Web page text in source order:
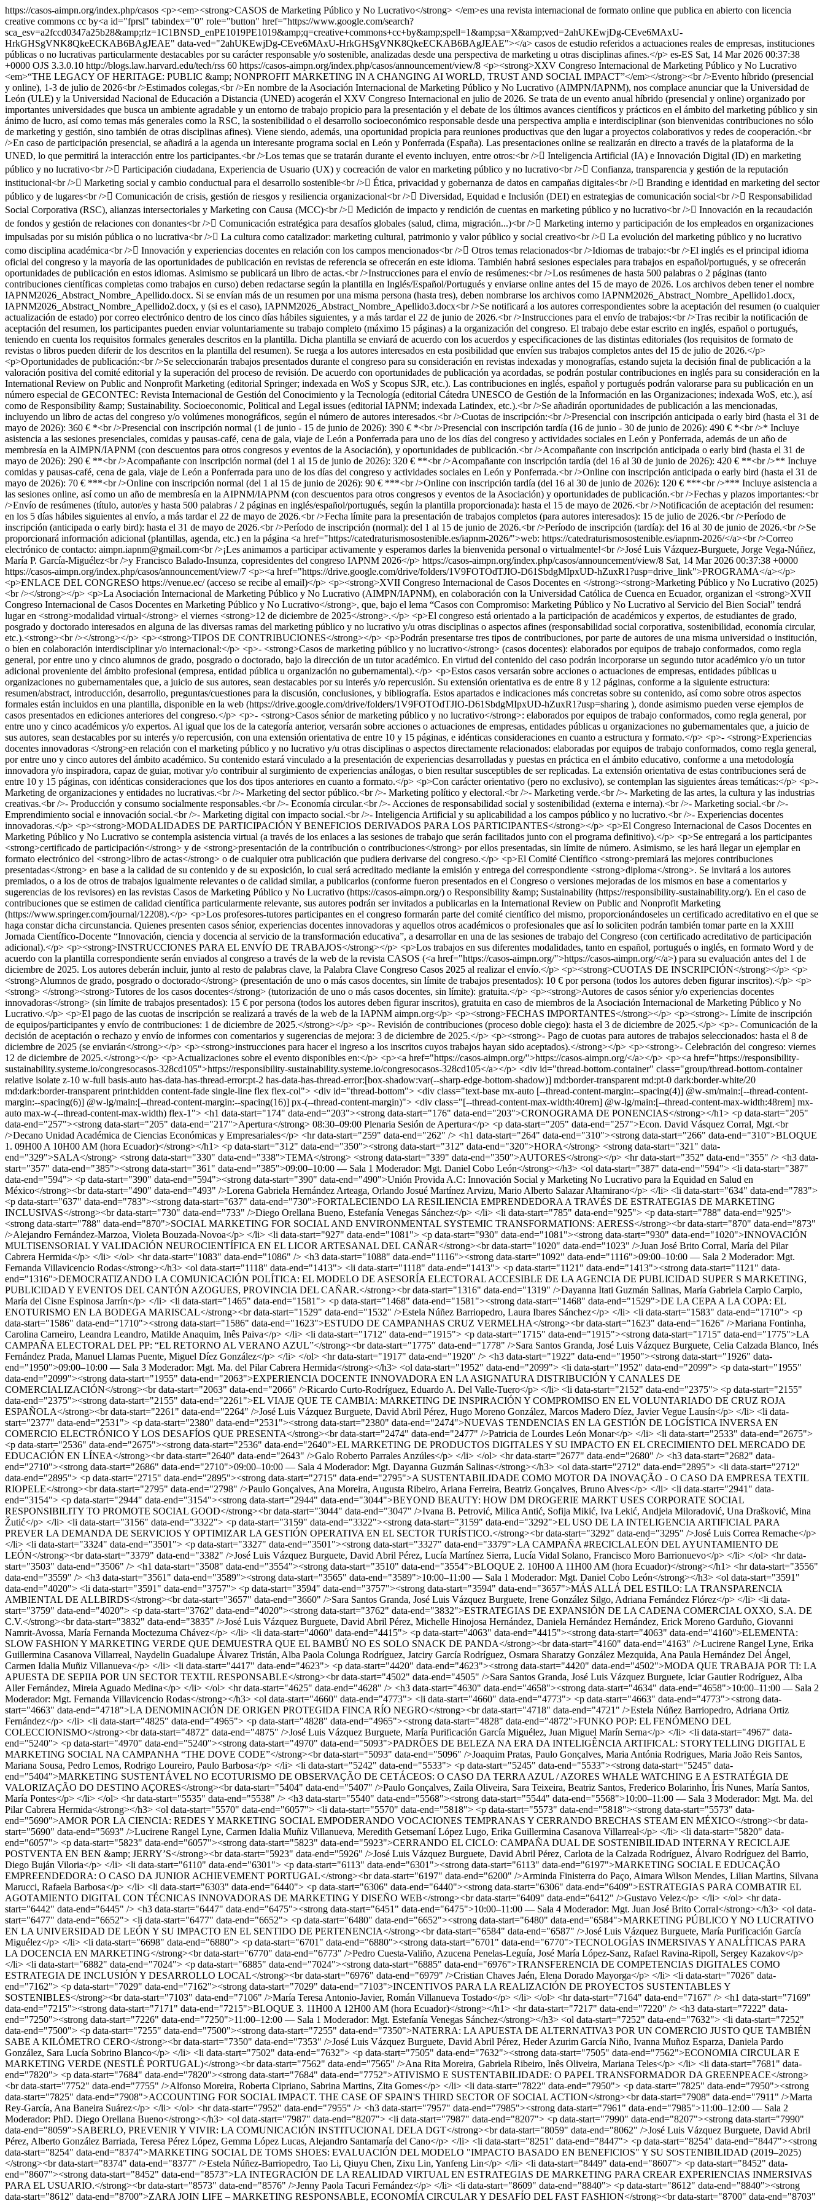
https://casos-aimpn.org/index.php/casos <p><em><strong>CASOS de Marketing Público y No Lucrativo</strong> </em>es una revista internacional de formato online que publica en abierto con licencia
creative commons cc by<a id="fprsl" tabindex="0" role="button" href="https://www.google.com/search?
sca_esv=a2fccd0347a25b28&amp;rlz=1C1BNSD_enPE1019PE1019&amp;q=creative+commons+cc+by&amp;spell=1&amp;sa=X&amp;ved=2ahUKEwjDg-CEve6MAxU-
HrkGHSgVNK8QkeECKAB6BAgJEAE" data-ved="2ahUKEwjDg-CEve6MAxU-HrkGHSgVNK8QkeECKAB6BAgJEAE"></a> casos de estudio referidos a actuaciones reales de empresas, instituciones
públicas o no lucrativas particularmente destacables por su carácter responsable y/o sostenible, analizadas desde una perspectiva de marketing u otras disciplinas afines.</p> es-ES Sat, 14 Mar 2026 00:37:38
+0000 OJS 3.3.0.10 http://blogs.law.harvard.edu/tech/rss 60 https://casos-aimpn.org/index.php/casos/announcement/view/8 <p><strong>XXV Congreso Internacional de Marketing Público y No Lucrativo
<em>“THE LEGACY OF HERITAGE: PUBLIC &amp; NONPROFIT MARKETING IN A CHANGING AI WORLD, TRUST AND SOCIAL IMPACT”</em></strong><br />Evento híbrido (presencial
y online), 1-3 de julio de 2026<br />Estimados colegas,<br />En nombre de la Asociación Internacional de Marketing Público y No Lucrativo (AIMPN/IAPNM), nos complace anunciar que la Universidad de
León (ULE) y la Universidad Nacional de Educación a Distancia (UNED) acogerán el XXV Congreso Internacional en julio de 2026. Se trata de un evento anual híbrido (presencial y online) organizado por
importantes universidades que busca un ambiente agradable y un entorno de trabajo propicio para la presentación y el debate de los últimos avances científicos y prácticos en el ámbito del marketing público y sin
ánimo de lucro, así como temas más generales como la RSC, la sostenibilidad o el desarrollo socioeconómico responsable desde una perspectiva amplia e interdisciplinar (son bienvenidas contribuciones no sólo
de marketing y gestión, sino también de otras disciplinas afines). Viene siendo, además, una oportunidad propicia para reuniones productivas que den lugar a proyectos colaborativos y redes de cooperación.<br
/>En caso de participación presencial, se añadirá a la agenda un interesante programa social en León y Ponferrada (España). Las presentaciones online se realizarán en directo a través de la plataforma de la
UNED, lo que permitirá la interacción entre los participantes.<br />Los temas que se tratarán durante el evento incluyen, entre otros:<br /> Inteligencia Artificial (IA) e Innovación Digital (ID) en marketing
público y no lucrativo<br /> Participación ciudadana, Experiencia de Usuario (UX) y cocreación de valor en marketing público y no lucrativo<br /> Confianza, transparencia y gestión de la reputación
institucional<br /> Marketing social y cambio conductual para el desarrollo sostenible<br /> Ética, privacidad y gobernanza de datos en campañas digitales<br /> Branding e identidad en marketing del sector
público y de lugares<br /> Comunicación de crisis, gestión de riesgos y resiliencia organizacional<br /> Diversidad, Equidad e Inclusión (DEI) en estrategias de comunicación social<br /> Responsabilidad
Social Corporativa (RSC), alianzas intersectoriales y Marketing con Causa (MCC)<br /> Medición de impacto y rendición de cuentas en marketing público y no lucrativo<br /> Innovación en la recaudación
de fondos y gestión de relaciones con donantes<br /> Comunicación estratégica para desafíos globales (salud, clima, migración...)<br /> Marketing interno y participación de los empleados en organizaciones
impulsadas por su misión pública o no lucrativa<br /> La cultura como catalizador: marketing cultural, patrimonio y valor público y social creativo<br /> La evolución del marketing público y no lucrativo
como disciplina académica<br /> Innovación y experiencias docentes en relación con los campos mencionados<br /> Otros temas relacionados<br />Idiomas de trabajo:<br />El inglés es el principal idioma
oficial del congreso y la mayoría de las oportunidades de publicación en revistas de referencia se ofrecerán en este idioma. También habrá sesiones especiales para trabajos en español/portugués, y se ofrecerán
oportunidades de publicación en estos idiomas. Asimismo se publicará un libro de actas.<br />Instrucciones para el envío de resúmenes:<br />Los resúmenes de hasta 500 palabras o 2 páginas (tanto
contribuciones científicas completas como trabajos en curso) deben redactarse según la plantilla en Inglés/Español/Portugués y enviarse online antes del 15 de mayo de 2026. Los archivos deben tener el nombre
IAPNM2026_Abstract_Nombre_Apellido.docx. Si se envían más de un resumen por una misma persona (hasta tres), deben nombrarse los archivos como IAPNM2026_Abstract_Nombre_Apellido1.docx,
IAPNM2026_Abstract_Nombre_Apellido2.docx, y (si es el caso), IAPNM2026_Abstract_Nombre_Apellido3.docx<br />Se notificará a los autores correspondientes sobre la aceptación del resumen (o cualquier
actualización de estado) por correo electrónico dentro de los cinco días hábiles siguientes, y a más tardar el 22 de junio de 2026.<br />Instrucciones para el envío de trabajos:<br />Tras recibir la notificación de
aceptación del resumen, los participantes pueden enviar voluntariamente su trabajo completo (máximo 15 páginas) a la organización del congreso. El trabajo debe estar escrito en inglés, español o portugués,
teniendo en cuenta los requisitos formales generales descritos en la plantilla. Dicha plantilla se enviará de acuerdo con los acuerdos y especificaciones de las distintas editoriales (los requisitos de formato de
revistas o libros pueden diferir de los descritos en la plantilla del resumen). Se ruega a los autores interesados en esta posibilidad que envíen sus trabajos completos antes del 15 de julio de 2026.</p>
<p>Oportunidades de publicación:<br />Se seleccionarán trabajos presentados durante el congreso para su consideración en revistas indexadas y monografías, estando sujeta la decisión final de publicación a la
valoración positiva del comité editorial y la superación del proceso de revisión. De acuerdo con oportunidades de publicación ya acordadas, se podrán postular contribuciones en inglés para su consideración en la
International Review on Public and Nonprofit Marketing (editorial Springer; indexada en WoS y Scopus SJR, etc.). Las contribuciones en inglés, español y portugués podrán valorarse para su publicación en un
número especial de GECONTEC: Revista Internacional de Gestión del Conocimiento y la Tecnología (editorial Cátedra UNESCO de Gestión de la Información en las Organizaciones; indexada WoS, etc.), así
como de Responsibility &amp; Sustainability. Socioeconomic, Political and Legal issues (editorial IAPNM; indexada Latindex, etc.).<br />Se añadirán oportunidades de publicación a las mencionadas,
incluyendo un libro de actas del congreso y/o volúmenes monográficos, según el número de autores interesados.<br />Cuotas de inscripción:<br />Presencial con inscripción anticipada o early bird (hasta el 31 de
mayo de 2026): 360 € *<br />Presencial con inscripción normal (1 de junio - 15 de junio de 2026): 390 € *<br />Presencial con inscripción tardía (16 de junio - 30 de junio de 2026): 490 € *<br />* Incluye
asistencia a las sesiones presenciales, comidas y pausas-café, cena de gala, viaje de León a Ponferrada para uno de los días del congreso y actividades sociales en León y Ponferrada, además de un año de
membresía en la AIMPN/IAPNM (con descuentos para otros congresos y eventos de la Asociación), y oportunidades de publicación.<br />Acompañante con inscripción anticipada o early bird (hasta el 31 de
mayo de 2026): 290 € **<br />Acompañante con inscripción normal (del 1 al 15 de junio de 2026): 320 € **<br />Acompañante con inscripción tardía (del 16 al 30 de junio de 2026): 420 € **<br />** Incluye
comidas y pausas-café, cena de gala, viaje de León a Ponferrada para uno de los días del congreso y actividades sociales en León y Ponferrada.<br />Online con inscripción anticipada o early bird (hasta el 31 de
mayo de 2026): 70 € ***<br />Online con inscripción normal (del 1 al 15 de junio de 2026): 90 € ***<br />Online con inscripción tardía (del 16 al 30 de junio de 2026): 120 € ***<br />*** Incluye asistencia a
las sesiones online, así como un año de membresía en la AIPNM/IAPNM (con descuentos para otros congresos y eventos de la Asociación) y oportunidades de publicación.<br />Fechas y plazos importantes:<br
/>Envío de resúmenes (título, autor/es y hasta 500 palabras / 2 páginas en inglés/español/portugués, según la plantilla proporcionada): hasta el 15 de mayo de 2026.<br />Notificación de aceptación del resumen:
en los 5 días hábiles siguientes al envío, a más tardar el 22 de mayo de 2026.<br />Fecha límite para la presentación de trabajos completos (para autores interesados): 15 de julio de 2026.<br />Período de
inscripción (anticipada o early bird): hasta el 31 de mayo de 2026.<br />Período de inscripción (normal): del 1 al 15 de junio de 2026.<br />Período de inscripción (tardía): del 16 al 30 de junio de 2026.<br />Se
proporcionará información adicional (plantillas, agenda, etc.) en la página <a href="https://catedraturismosostenible.es/iapnm-2026/">web: https://catedraturismosostenible.es/iapnm-2026/</a><br />Correo
electrónico de contacto: aimpn.iapnm@gmail.com<br />¡Les animamos a participar activamente y esperamos darles la bienvenida personal o virtualmente!<br />José Luis Vázquez-Burguete, Jorge Vega-Núñez,
María P. García-Miguélez<br />y Francisco Balado-Insunza, copresidentes del congreso IAPNM 2026</p> https://casos-aimpn.org/index.php/casos/announcement/view/8 Sat, 14 Mar 2026 00:37:38 +0000
https://casos-aimpn.org/index.php/casos/announcement/view/7 <p><a href="https://drive.google.com/drive/folders/1V9FOTOdTJIO-D61SbdgMIpxUD-hZuxR1?usp=drive_link">PROGRAMA</a></p> <p>ENLACE DEL CONGRESO https://venue.ec/ (acceso se recibe al email)</p> <p><strong>XVII Congreso Internacional de Casos Docentes en </strong><strong>Marketing Público y No Lucrativo (2025)<br /></strong></p> <p>La Asociación Internacional de Marketing Público y No Lucrativo (AIMPN/IAPNM), en colaboración con la Universidad Católica de Cuenca en Ecuador, organizan el <strong>XVII Congreso Internacional de Casos Docentes en Marketing Público y No Lucrativo</strong>, que, bajo el lema “Casos con Compromiso: Marketing Público y No Lucrativo al Servicio del Bien Social” tendrá lugar en <strong>modalidad virtual</strong> el viernes <strong>12 de diciembre de 2025</strong>.</p> <p>El congreso está orientado a la participación de académicos y expertos, de estudiantes de grado, posgrado y doctorado interesados en alguna de las diversas ramas del marketing público y no lucrativo y/u otras disciplinas o aspectos afines (responsabilidad social corporativa, sostenibilidad, economía circular, etc.).<strong><br /></strong></p> <p><strong>TIPOS DE CONTRIBUCIONES</strong></p> <p>Podrán presentarse tres tipos de contribuciones, por parte de autores de una misma universidad o institución, o bien en colaboración interdisciplinar y/o internacional:</p> <p>- <strong>Casos de marketing público y no lucrativo</strong> (casos docentes): elaborados por equipos de trabajo conformados, como regla general, por entre uno y cinco alumnos de grado, posgrado o doctorado, bajo la dirección de un tutor académico. En virtud del contenido del caso podrán incorporarse un segundo tutor académico y/o un tutor adicional proveniente del ámbito profesional (empresa, entidad pública u organización no gubernamental).</p> <p>Estos casos versarán sobre acciones o actuaciones de empresas, entidades públicas u organizaciones no gubernamentales que, a juicio de sus autores, sean destacables por su interés y/o repercusión. Su extensión orientativa es de entre 8 y 12 páginas, conforme a la siguiente estructura: resumen/abstract, introducción, desarrollo, preguntas/cuestiones para la discusión, conclusiones, y bibliografía. Estos apartados e indicaciones más concretas sobre su contenido, así como sobre otros aspectos formales están incluidos en una plantilla, disponible en la web (https://drive.google.com/drive/folders/1V9FOTOdTJIO-D61SbdgMIpxUD-hZuxR1?usp=sharing ), donde asimismo pueden verse ejemplos de casos presentados en ediciones anteriores del congreso.</p> <p>- <strong>Casos sénior de marketing público y no lucrativo</strong>: elaborados por equipos de trabajo conformados, como regla general, por entre uno y cinco académicos y/o expertos. Al igual que los de la categoría anterior, versarán sobre acciones o actuaciones de empresas, entidades públicas u organizaciones no gubernamentales que, a juicio de sus autores, sean destacables por su interés y/o repercusión, con una extensión orientativa de entre 10 y 15 páginas, e idénticas consideraciones en cuanto a estructura y formato.</p> <p>- <strong>Experiencias docentes innovadoras </strong>en relación con el marketing público y no lucrativo y/u otras disciplinas o aspectos directamente relacionados: elaboradas por equipos de trabajo conformados, como regla general, por entre uno y cinco autores del ámbito académico. Su contenido estará vinculado a la presentación de experiencias desarrolladas y puestas en práctica en el ámbito educativo, conforme a una metodología innovadora y/o inspiradora, capaz de guiar, motivar y/o contribuir al surgimiento de experiencias análogas, o bien resultar susceptibles de ser replicadas. La extensión orientativa de estas contribuciones será de entre 10 y 15 páginas, con idénticas consideraciones que los dos tipos anteriores en cuanto a formato.</p> <p>Con carácter orientativo (pero no exclusivo), se contemplan las siguientes áreas temáticas:</p> <p>- Marketing de organizaciones y entidades no lucrativas.<br />- Marketing del sector público.<br />- Marketing político y electoral.<br />- Marketing verde.<br />- Marketing de las artes, la cultura y las industrias creativas.<br />- Producción y consumo socialmente responsables.<br />- Economía circular.<br />- Acciones de responsabilidad social y sostenibilidad (externa e interna).<br />- Marketing social.<br />- Emprendimiento social e innovación social.<br />- Marketing digital con impacto social.<br />- Inteligencia Artificial y su aplicabilidad a los campos público y no lucrativo.<br />- Experiencias docentes innovadoras.</p> <p><strong>MODALIDADES DE PARTICIPACIÓN Y BENEFICIOS DERIVADOS PARA LOS PARTICIPANTES</strong></p> <p>El Congreso Internacional de Casos Docentes en Marketing Público y No Lucrativo se contempla asistencia virtual (a través de los enlaces a las sesiones de trabajo que serán facilitados junto con el programa definitivo).</p> <p>Se entregará a los participantes <strong>certificado de participación</strong> y de <strong>presentación de la contribución o contribuciones</strong> por ellos presentadas, sin límite de número. Asimismo, se les hará llegar un ejemplar en formato electrónico del <strong>libro de actas</strong> o de cualquier otra publicación que pudiera derivarse del congreso.</p> <p>El Comité Científico <strong>premiará las mejores contribuciones presentadas</strong> en base a la calidad de su contenido y de su exposición, lo cual será acreditado mediante la emisión y entrega del correspondiente <strong>diploma</strong>. Se invitará a los autores premiados, o a los de otros de trabajos igualmente relevantes o de calidad similar, a publicarlos (conforme fueron presentados en el Congreso o versiones mejoradas de los mismos en base a comentarios y sugerencias de los revisores) en las revistas Casos de Marketing Público y No Lucrativo (https://casos-aimpn.org/) o Responsibility &amp; Sustainability (https://responsibility-sustainability.org/). En el caso de contribuciones que se estimen de calidad científica particularmente relevante, sus autores podrán ser invitados a publicarlas en la International Review on Public and Nonprofit Marketing (https://www.springer.com/journal/12208).</p> <p>Los profesores-tutores participantes en el congreso formarán parte del comité científico del mismo, proporcionándoseles un certificado acreditativo en el que se haga constar dicha circunstancia. Quienes presenten casos sénior, experiencias docentes innovadoras y aquellos otros académicos o profesionales que así lo soliciten podrán también tomar parte en la XXIII Jornada Científico-Docente “Innovación, ciencia y docencia al servicio de la transformación educativa”, a desarrollar en una de las sesiones de trabajo del Congreso (con certificado acreditativo de participación adicional).</p> <p><strong>INSTRUCCIONES PARA EL ENVÍO DE TRABAJOS</strong></p> <p>Los trabajos en sus diferentes modalidades, tanto en español, portugués o inglés, en formato Word y de acuerdo con la plantilla correspondiente serán enviados al congreso a través de la web de la revista CASOS (<a href="https://casos-aimpn.org/">https://casos-aimpn.org/</a>) para su evaluación antes del 1 de diciembre de 2025. Los autores deberán incluir, junto al resto de palabras clave, la Palabra Clave Congreso Casos 2025 al realizar el envío.</p> <p><strong>CUOTAS DE INSCRIPCIÓN</strong></p> <p><strong>Alumnos de grado, posgrado o doctorado</strong> (presentación de uno o más casos docentes, sin límite de trabajos presentados): 10 € por persona (todos los autores deben figurar inscritos).</p> <p><strong> </strong><strong>Tutores de los casos docentes</strong> (tutorización de uno o más casos docentes, sin límite): gratuita.</p> <p><strong>Autores de casos sénior y/o experiencias docentes innovadoras</strong> (sin límite de trabajos presentados): 15 € por persona (todos los autores deben figurar inscritos), gratuita en caso de miembros de la Asociación Internacional de Marketing Público y No Lucrativo.</p> <p>El pago de las cuotas de inscripción se realizará a través de la web de la IAPNM aimpn.org</p> <p><strong>FECHAS IMPORTANTES</strong></p> <p><strong>- Límite de inscripción de equipos/participantes y envío de contribuciones: 1 de diciembre de 2025.</strong></p> <p>- Revisión de contribuciones (proceso doble ciego): hasta el 3 de diciembre de 2025.</p> <p>- Comunicación de la decisión de aceptación o rechazo y envío de informes con comentarios y sugerencias de mejora: 3 de diciembre de 2025.</p> <p><strong>- Pago de cuotas para autores de trabajos seleccionados: hasta el 8 de diciembre de 2025 (se enviarán</strong></p> <p><strong>instrucciones para hacer el ingreso a los inscritos cuyos trabajos hayan sido aceptados).</strong></p> <p><strong>- Celebración del congreso: viernes 12 de diciembre de 2025.</strong></p> <p>Actualizaciones sobre el evento disponibles en:</p> <p><a href="https://casos-aimpn.org/">https://casos-aimpn.org/</a></p> <p><a href="https://responsibility-sustainability.systeme.io/congresocasos-328cd105">https://responsibility-sustainability.systeme.io/congresocasos-328cd105</a></p> <div id="thread-bottom-container" class="group/thread-bottom-container relative isolate z-10 w-full basis-auto has-data-has-thread-error:pt-2 has-data-has-thread-error:[box-shadow:var(--sharp-edge-bottom-shadow)] md:border-transparent md:pt-0 dark:border-white/20 md:dark:border-transparent print:hidden content-fade single-line flex flex-col"> <div id="thread-bottom"> <div class="text-base mx-auto [--thread-content-margin:--spacing(4)] @w-sm/main:[--thread-content-margin:--spacing(6)] @w-lg/main:[--thread-content-margin:--spacing(16)] px-(--thread-content-margin)"> <div class="[--thread-content-max-width:40rem] @w-lg/main:[--thread-content-max-width:48rem] mx-auto max-w-(--thread-content-max-width) flex-1"> <h1 data-start="174" data-end="203"><strong data-start="176" data-end="203">CRONOGRAMA DE PONENCIAS</strong></h1> <p data-start="205" data-end="257